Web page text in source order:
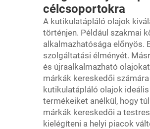
célcsoportokra
A kutikulatápláló olajok
történjen. Például szakmai
alkalmazhatósága előnyös.
szolgáltatási élményét.
és újraalkalmazható
márkák kereskedői
kutikulatápláló olajok
termékeiket anélkül, hogy
márkák kereskedői a
kielégíteni a helyi piacok